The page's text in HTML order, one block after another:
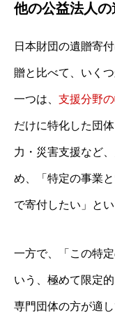
他の公益法人
日本財団の遺贈寄
贈と比べて、いく
一つは、 支援分野
だけに特化した団
力・災害支援など
め、「特定の事業
で寄付したい」と
一方で、「この特
いう、極めて限定
専門団体の方が適